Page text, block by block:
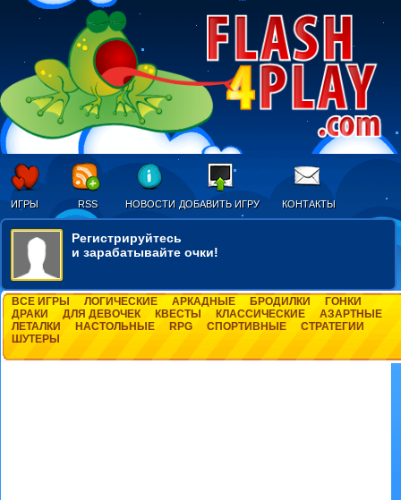
ИГРЫ RSS НОВОСТИ ДОБАВИТЬ ИГРУ КОНТАКТЫ
Регистрируйтесь
и зарабатывайте очки!
ВСЕ ИГРЫ ЛОГИЧЕСКИЕ АРКАДНЫЕ БРОДИЛКИ
ГОНКИ
ДРАКИ
ДЛЯ ДЕВОЧЕК КВЕСТЫ КЛАССИЧЕСКИЕ
АЗАРТНЫЕ
ЛЕТАЛКИ
НАСТОЛЬНЫЕ RPG СПОРТИВНЫЕ
СТРАТЕГИИ
ШУТЕРЫ